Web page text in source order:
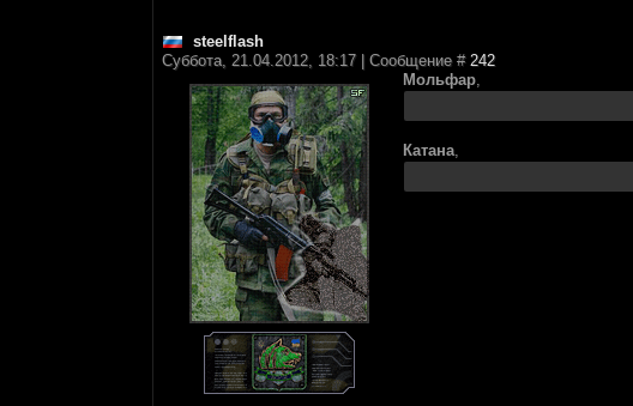
steelflash
Суббота, 21.04.2012, 18:17 | Сообщение # 242
Мольфар,
Катана,